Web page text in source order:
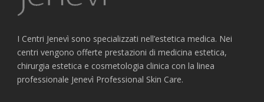
I Centri Jenevì sono specializzati nell’estetica medica. Nei
centri vengono offerte prestazioni di medicina estetica,
chirurgia estetica e cosmetologia clinica con la linea
professionale Jenevì Professional Skin Care.